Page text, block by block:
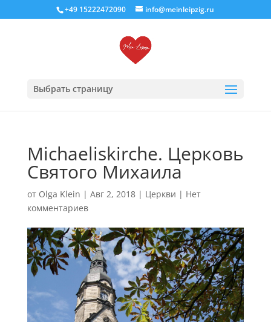
+49 15222472090 info@meinleipzig.ru
Выбрать страницу
Michaeliskirche. Церковь
Святого Михаила
от Olga Klein | Авг 2, 2018| Церкви | Нет
комментариев